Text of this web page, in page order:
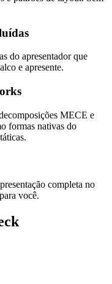
e padrões de layout. Sem
do apresentador que
e apresente.
MECE e
formas nativas do
completa no